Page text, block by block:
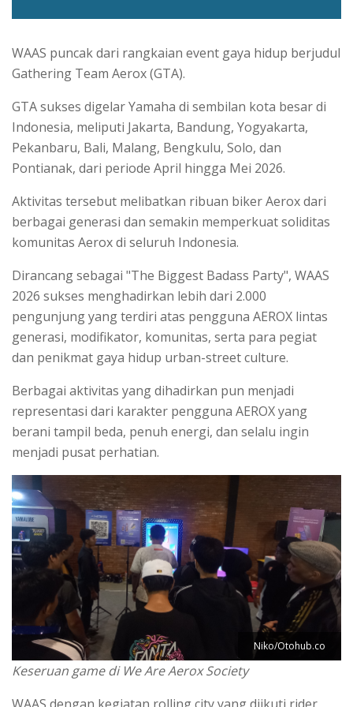
WAAS puncak dari rangkaian event gaya hidup berjudul
Gathering Team Aerox (GTA).
GTA sukses digelar Yamaha di sembilan kota besar di
Indonesia, meliputi Jakarta, Bandung, Yogyakarta,
Pekanbaru, Bali, Malang, Bengkulu, Solo, dan
Pontianak, dari periode April hingga Mei 2026.
Aktivitas tersebut melibatkan ribuan biker Aerox dari
berbagai generasi dan semakin memperkuat soliditas
komunitas Aerox di seluruh Indonesia.
Dirancang sebagai "The Biggest Badass Party", WAAS
2026 sukses menghadirkan lebih dari 2.000
pengunjung yang terdiri atas pengguna AEROX lintas
generasi, modifikator, komunitas, serta para pegiat
dan penikmat gaya hidup urban-street culture.
Berbagai aktivitas yang dihadirkan pun menjadi
representasi dari karakter pengguna AEROX yang
berani tampil beda, penuh energi, dan selalu ingin
menjadi pusat perhatian.
Niko/Otohub.co
Keseruan game di We Are Aerox Society
WAAS dengan kegiatan rolling city yang diikuti rider